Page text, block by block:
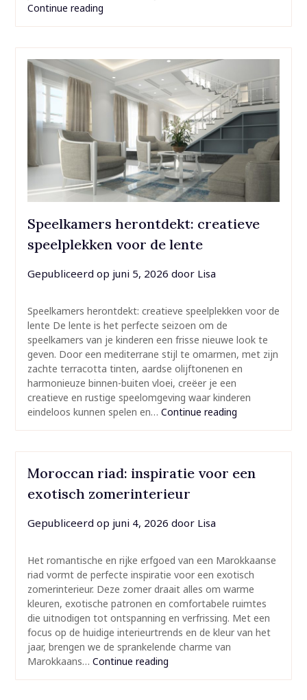
Continue reading
Speelkamers herontdekt: creatieve
speelplekken voor de lente
Gepubliceerd op juni 5, 2026 door Lisa
Speelkamers herontdekt: creatieve speelplekken voor de
lente De lente is het perfecte seizoen om de
speelkamers van je kinderen een frisse nieuwe look te
geven. Door een mediterrane stijl te omarmen, met zijn
zachte terracotta tinten, aardse olijftonenen en
harmonieuze binnen-buiten vloei, creëer je een
creatieve en rustige speelomgeving waar kinderen
eindeloos kunnen spelen en… Continue reading
Moroccan riad: inspiratie voor een
exotisch zomerinterieur
Gepubliceerd op juni 4, 2026 door Lisa
Het romantische en rijke erfgoed van een Marokkaanse
riad vormt de perfecte inspiratie voor een exotisch
zomerinterieur. Deze zomer draait alles om warme
kleuren, exotische patronen en comfortabele ruimtes
die uitnodigen tot ontspanning en verfrissing. Met een
focus op de huidige interieurtrends en de kleur van het
jaar, brengen we de sprankelende charme van
Marokkaans… Continue reading